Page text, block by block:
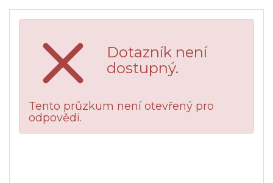
Dotazník není
dostupný.
Tento průzkum není otevřený pro
odpovědi.